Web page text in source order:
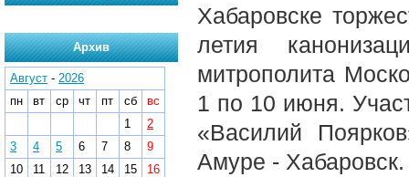
Хабаровске
летия
митрополита
1 по 10 июня.
«Василий
Амуре - Хабаровск.
Архив
Август - 2026
пн
вт ср чт пт сб
вс
1
2
3
4 5 6 7 8
9
10
11 12 13 14 15
16